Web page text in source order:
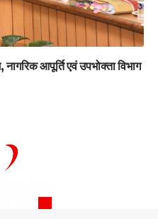
आपूर्ति एवं उपभोक्ता विभाग